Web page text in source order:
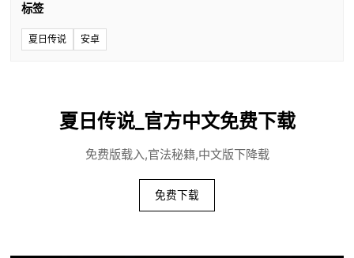
标签
夏日传说 安卓
夏日传说_官方中文免费下载
免费版载入,官法秘籍,中文版下降载
免费下载